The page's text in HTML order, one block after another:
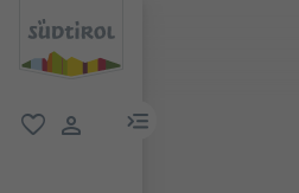
lien menu